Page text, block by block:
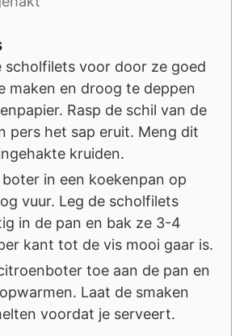
scholfilets voor door ze goed
maken en droog te deppen
Rasp de schil van de
pers het sap eruit. Meng dit
kruiden.
in een koekenpan op
vuur. Leg de scholfilets
in de pan en bak ze 3-4
kant tot de vis mooi gaar is.
toe aan de pan en
Laat de smaken
voordat je serveert.